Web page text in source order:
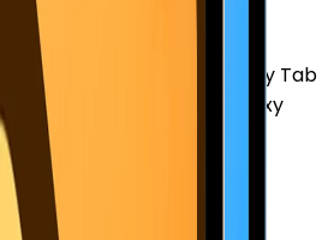
Galaxy Galaxy Tab
Galaxy
Galaxy